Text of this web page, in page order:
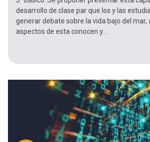
cuenta
desarrollo de clase par que los y las
generar debate sobre la vida bajo del mar,
aspectos de esta conocen y...